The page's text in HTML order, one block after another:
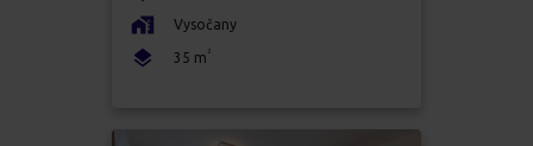
Vysočany
35 m 2